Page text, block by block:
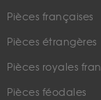
Pièces françaises
Pièces étrangères
Pièces royales
Pièces féodales